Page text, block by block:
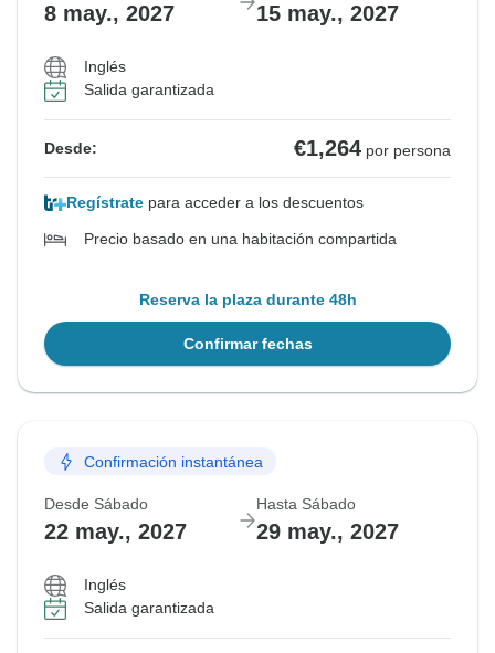
8 may., 2027 15 may., 2027
Inglés
Salida garantizada
Desde: €1,264 por persona
Regístrate para acceder a los descuentos
Precio basado en una habitación compartida
Reserva la plaza durante 48h
Confirmar fechas
Confirmación instantánea
Desde Sábado
22 may., 2027
Hasta Sábado
29 may., 2027
Inglés
Salida garantizada